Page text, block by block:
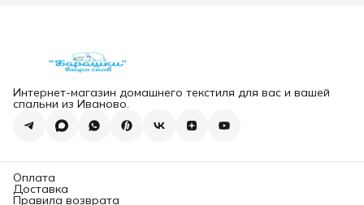
Интернет-магазин домашнего текстиля для вас и вашей
спальни из Иваново.
Оплата
Доставка
Правила возврата